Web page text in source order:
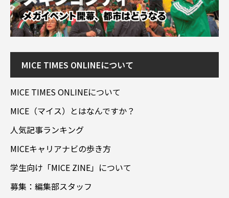
MICE TIMES ONLINEについて
MICE TIMES ONLINEについて
MICE（マイス）とはなんですか？
人気記事ランキング
MICEキャリアナビの歩き方
学生向け「MICE ZINE」について
募集：編集部スタッフ